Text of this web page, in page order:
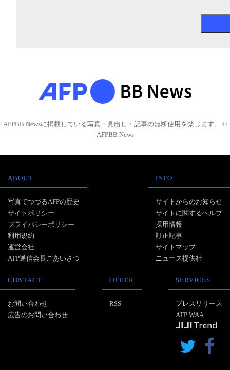
AFPBB Newsに掲載している写真・見出し・記事の無断使用を禁じます。 ©
AFPBB News
ABOUT
写真でつづるAFPの歴史
サイトポリシー
プライバシーポリシー
利用規約
運営会社
AFP通信会長ごあいさつ
INFO
サイトからのお知らせ
サイトに関するヘルプ
採用情報
訂正記事
サイトマップ
ニュース提供社
CONTACT
お問い合わせ
広告のお問い合わせ
OTHER
RSS
SERVICES
プレスリリース
AFP WAA